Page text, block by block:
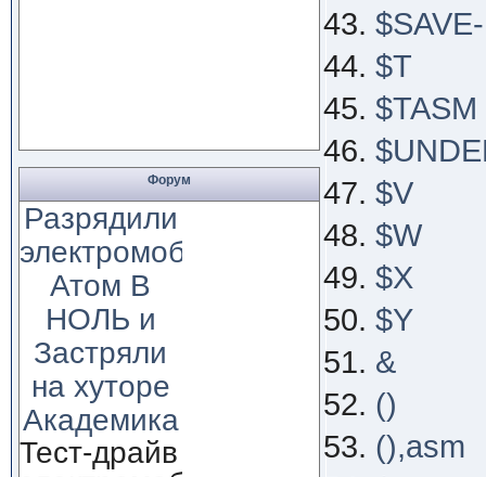
Форум
Разрядили
электромобиль
Атом В
НОЛЬ и
Застряли
на хуторе
Академика
Тест-драйв
$T
$TASM
$V
$W
$X
$Y
&
()
(),asm